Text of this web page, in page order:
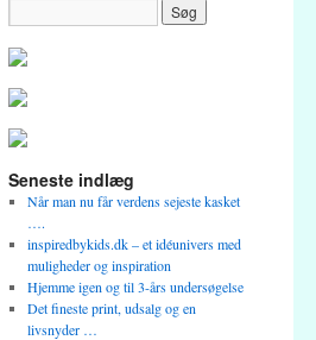
Seneste indlæg
Når man nu får verdens sejeste kasket
….
inspiredbykids.dk – et idéunivers med
muligheder og inspiration
Hjemme igen og til 3-års undersøgelse
Det fineste print, udsalg og en
livsnyder …